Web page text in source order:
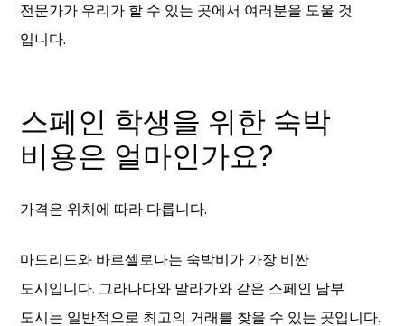
전문가가 우리가 할 수 있는 곳에서 여러분을 도울 것
입니다.
스페인 학생을 위한 숙박
비용은 얼마인가요?
가격은 위치에 따라 다릅니다.
마드리드와 바르셀로나는 숙박비가 가장 비싼
도시입니다. 그라나다와 말라가와 같은 스페인 남부
도시는 일반적으로 최고의 거래를 찾을 수 있는 곳입니다.